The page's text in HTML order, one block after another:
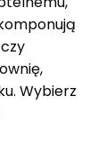
Wybierz